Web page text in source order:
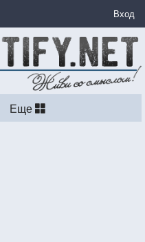
Вход
Еще